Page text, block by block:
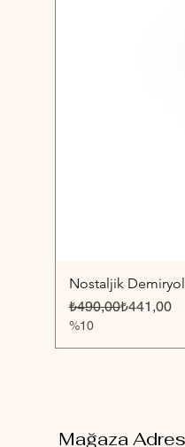
Nostaljik
Normal Fiyat
₺490,00
İndirimli Fiyat
₺441,00
%10
Mağaza